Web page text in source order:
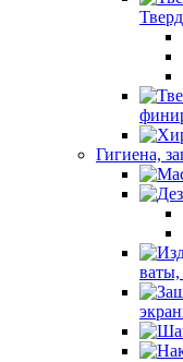
Гигиена,
ваты,